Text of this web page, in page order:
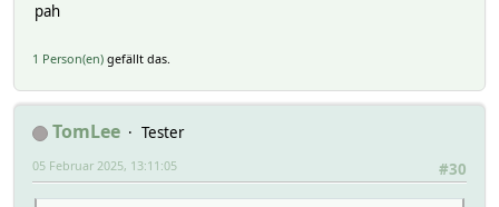
pah
1 Person(en) gefällt das.
TomLee
Tester
#30
05 Februar 2025, 13:11:05